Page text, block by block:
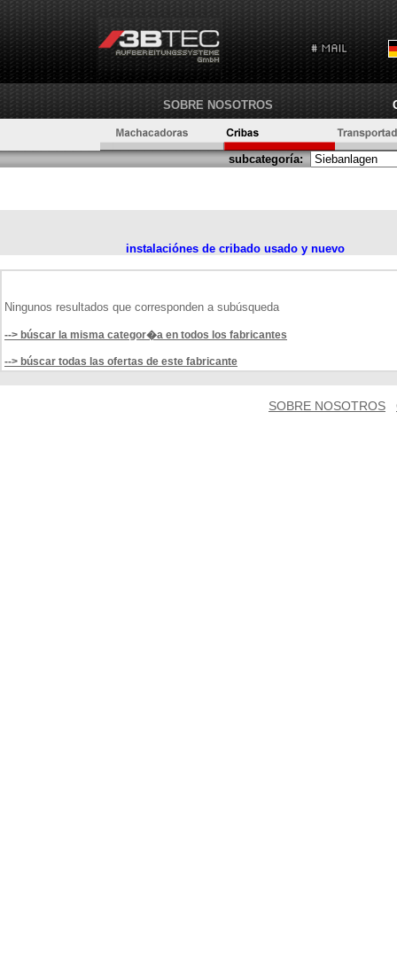
SOBRE NOSOTROS
subcategoría:
instalaciónes de cribado usado y nuevo
Ningunos resultados que corresponden a subúsqueda
--> búscar la misma categor�a en todos los fabricantes
--> búscar todas las ofertas de este fabricante
SOBRE NOSOTROS